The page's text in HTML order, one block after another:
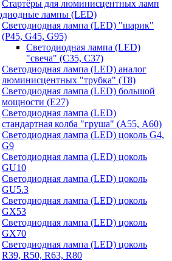
Стартёры для люминисцентных ламп
лампы (LED)
Светодиодная лампа (LED) "шарик"
(P45, G45, G95)
Светодиодная лампа (LED)
"свеча" (С35, С37)
Светодиодная лампа (LED) аналог
люминисцентных "трубка" (T8)
Светодиодная лампа (LED) большой
мощности (Е27)
Светодиодная лампа (LED)
стандартная колба "груша" (А55, А60)
Светодиодная лампа (LED) цоколь G4,
G9
Светодиодная лампа (LED) цоколь
GU10
Светодиодная лампа (LED) цоколь
GU5.3
Светодиодная лампа (LED) цоколь
GX53
Светодиодная лампа (LED) цоколь
GX70
Светодиодная лампа (LED) цоколь
R39, R50, R63, R80